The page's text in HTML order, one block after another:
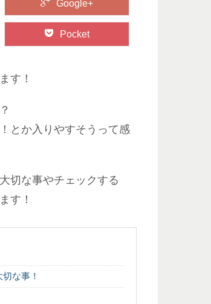
Google+
Pocket
す！
とか入りやすそうって感
切な事やチェックする
す！
な事！